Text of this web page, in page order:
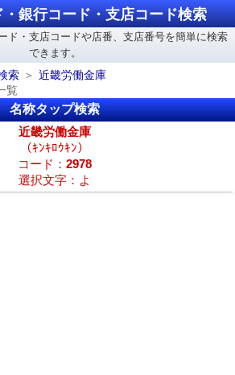
銀行コード・支店コード検索
ド・支店コードや店番、支店番号を簡単に検索
できます。
索
近畿労働金庫
覧
名称タップ検索
近畿労働金庫
（ｷﾝｷﾛｳｷﾝ）
コード： 2978
選択文字：よ